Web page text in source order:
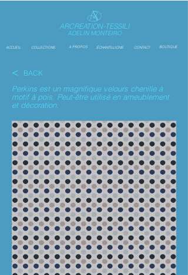
ARCREATION-TESSILI
ADELIN MONTEIRO
ACCUEIL COLLECTIONS A PROPOS ÉCHANTILLIONS CONTACT BOUTIQUE
< BACK
Perkins est un magnifique velours chenille à
motif à pois. Peut-être utilisé en ameublement
et décoration.